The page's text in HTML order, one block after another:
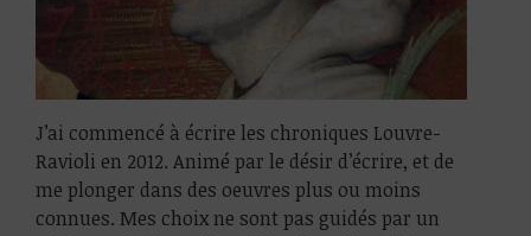
J’ai commencé à écrire les chroniques Louvre-
Ravioli en 2012. Animé par le désir d’écrire, et de
me plonger dans des oeuvres plus ou moins
connues. Mes choix ne sont pas guidés par un